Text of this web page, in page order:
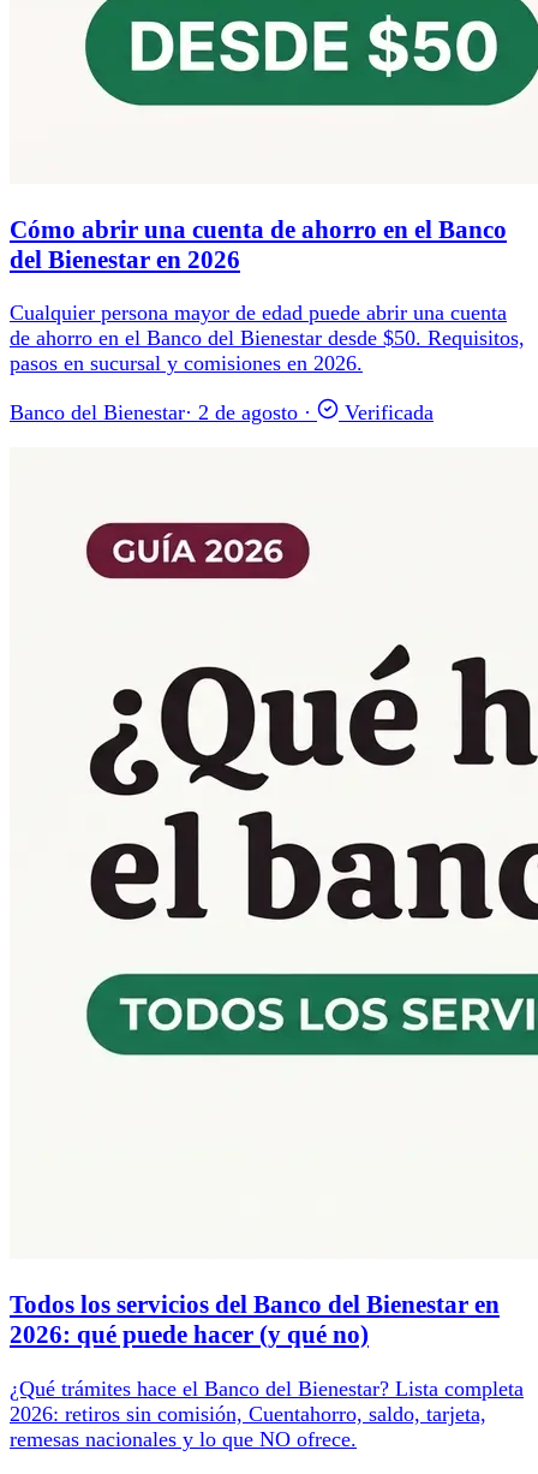
Cómo abrir una cuenta de ahorro en el Banco
del Bienestar en 2026
Cualquier persona mayor de edad puede abrir una cuenta
de ahorro en el Banco del Bienestar desde $50. Requisitos,
pasos en sucursal y comisiones en 2026.
Banco del Bienestar· 2 de agosto · Verificada
Todos los servicios del Banco del Bienestar en
2026: qué puede hacer (y qué no)
¿Qué trámites hace el Banco del Bienestar? Lista completa
2026: retiros sin comisión, Cuentahorro, saldo, tarjeta,
remesas nacionales y lo que NO ofrece.